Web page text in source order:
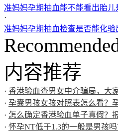
准妈妈孕期抽血能不能看出胎儿
·
准妈妈孕期抽血检查是否能化验
内容推荐
· 香港验血查男女中介骗局，大
· 孕囊男孩女孩对照表怎么看？
· 怎么确定香港验血单子真假？
· 怀孕NT低于1.3的一般是男孩